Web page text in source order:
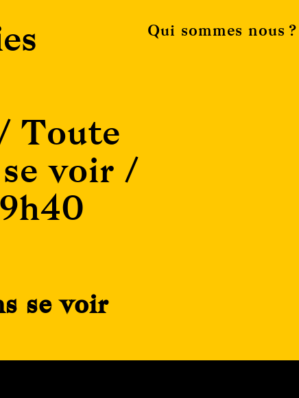
Qui sommes nous ?
Toute
voir /
se voir